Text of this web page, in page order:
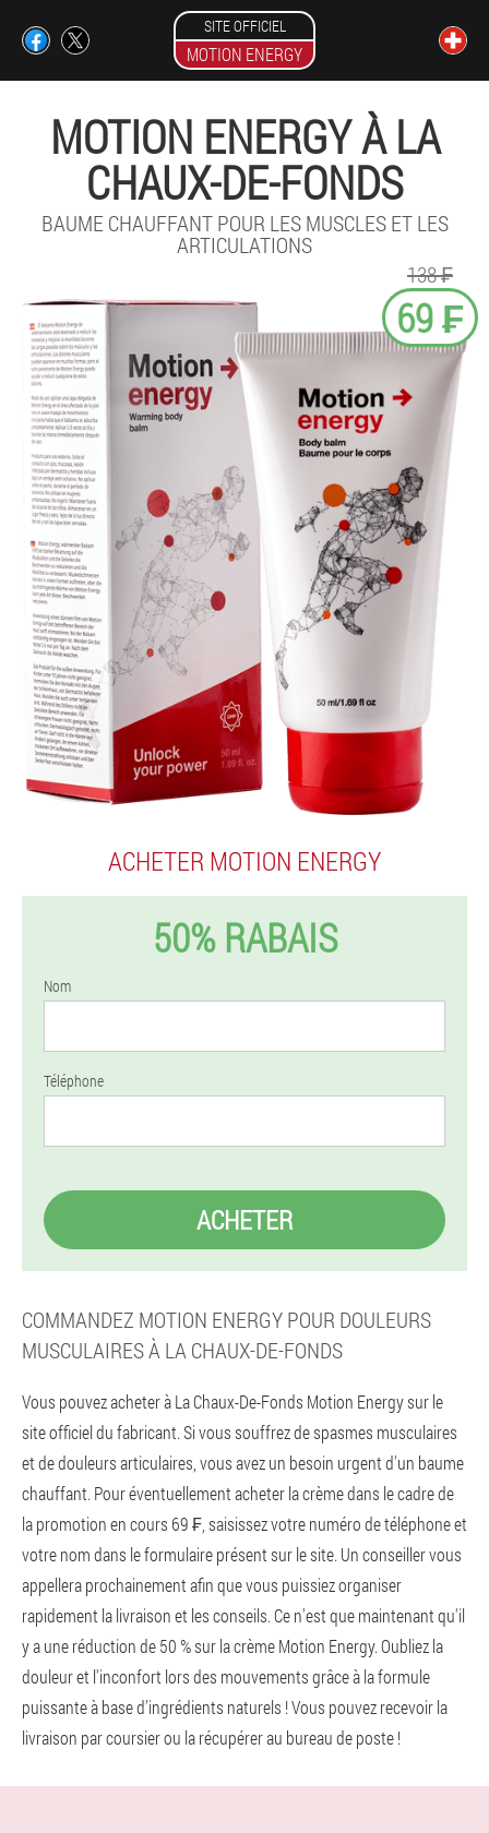
SITE OFFICIEL
MOTION ENERGY
MOTION ENERGY À LA
CHAUX-DE-FONDS
BAUME CHAUFFANT POUR LES MUSCLES ET LES
ARTICULATIONS
138 ₣
69 ₣
ACHETER MOTION ENERGY
50% RABAIS
Nom
Téléphone
ACHETER
COMMANDEZ MOTION ENERGY POUR DOULEURS
MUSCULAIRES À LA CHAUX-DE-FONDS
Vous pouvez acheter à La Chaux-De-Fonds Motion Energy sur le
site officiel du fabricant. Si vous souffrez de spasmes musculaires
et de douleurs articulaires, vous avez un besoin urgent d'un baume
chauffant. Pour éventuellement acheter la crème dans le cadre de
la promotion en cours 69 ₣, saisissez votre numéro de téléphone et
votre nom dans le formulaire présent sur le site. Un conseiller vous
appellera prochainement afin que vous puissiez organiser
rapidement la livraison et les conseils. Ce n'est que maintenant qu'il
y a une réduction de 50 % sur la crème Motion Energy. Oubliez la
douleur et l'inconfort lors des mouvements grâce à la formule
puissante à base d'ingrédients naturels ! Vous pouvez recevoir la
livraison par coursier ou la récupérer au bureau de poste !